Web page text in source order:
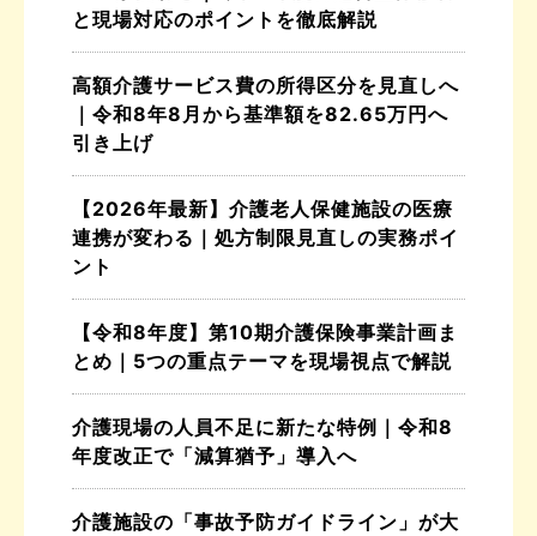
と現場対応のポイントを徹底解説
高額介護サービス費の所得区分を見直しへ
｜令和8年8月から基準額を82.65万円へ
引き上げ
【2026年最新】介護老人保健施設の医療
連携が変わる｜処方制限見直しの実務ポイ
ント
【令和8年度】第10期介護保険事業計画ま
とめ｜5つの重点テーマを現場視点で解説
介護現場の人員不足に新たな特例｜令和8
年度改正で「減算猶予」導入へ
介護施設の「事故予防ガイドライン」が大